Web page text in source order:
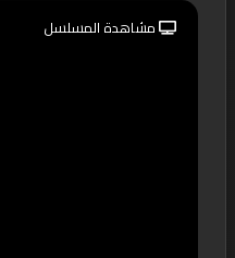
مشاهدة المسلسل